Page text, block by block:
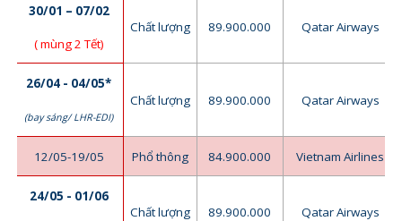
30/01 – 07/02
( mùng 2 Tết)
Chất lượng 89.900.000 Qatar Airways
26/04 - 04/05*
(bay sáng/ LHR-EDI)
Chất lượng 89.900.000 Qatar Airways
12/05-19/05 Phổ thông 84.900.000 Vietnam Airlines
24/05 - 01/06
Chất lượng 89.900.000 Qatar Airways